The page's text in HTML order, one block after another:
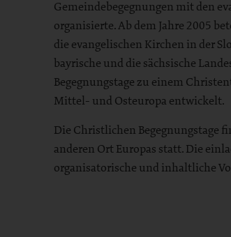
Gemeindebegegnungen mit den
organisierte. Ab dem Jahre 2005
die evangelischen Kirchen in der
bayrische und die sächsische
Begegnungstage zu einem
Mittel- und Osteuropa entwickelt.
Die Christlichen Begegnungstage
anderen Ort Europas statt. Die
organisatorische und inhaltliche